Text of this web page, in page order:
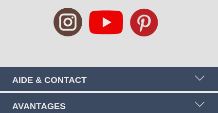
AIDE & CONTACT
AVANTAGES